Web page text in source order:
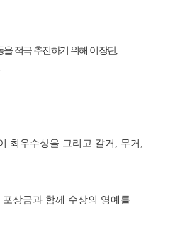
을 적극 추진하기 위해 이장단,
최우수상을 그리고 갈거 , 무거 ,
상금과 함께 수상의 영예를